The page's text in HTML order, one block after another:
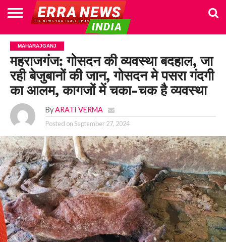
HOME
POLITICS
NEWS
BUSINESS
CULTURE
NATIONAL
SPORTS
LIFESTYLE
TRAVEL
OPINION
BREAKING
NEWS
ENTERTAINMENT
WORLD
CRIME
JOIN
US
MAHARAJGANJ
महराजगंज: गोसदन की व्यवस्था बदहाल, जा
रही बेजुबानों की जान, गोसदन मे पसरा गंदगी
का आलम, कागजों में चका-चक है व्यवस्था
By ARATI VERMA
Posted onSeptember 27, 2024